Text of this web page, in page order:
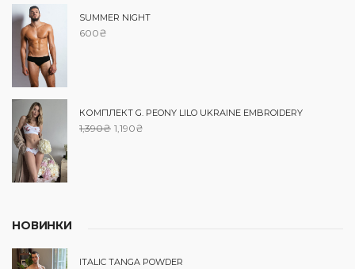
SUMMER NIGHT
600₴
КОМПЛЕКТ G. PEONY LILO UKRAINE EMBROIDERY
1,390₴ 1,190₴
НОВИНКИ
ITALIC TANGA POWDER